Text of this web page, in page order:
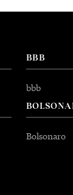
BBB
bbb
Bolsonaro